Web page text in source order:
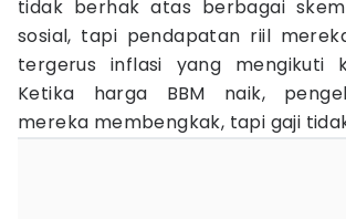
tidak berhak atas berbagai
sosial, tapi pendapatan riil
tergerus inflasi yang mengikuti
Ketika harga BBM naik,
mereka membengkak, tapi gaji